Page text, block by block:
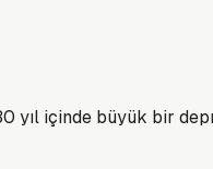
içinde büyük bir